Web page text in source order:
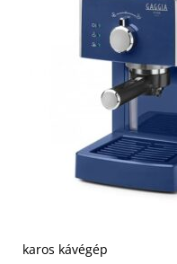
karos kávégép